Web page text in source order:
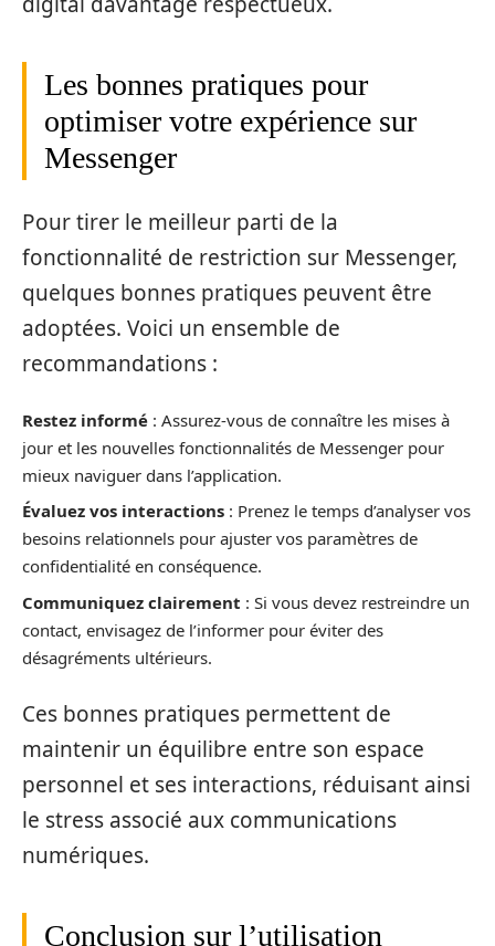
Les bonnes pratiques pour
optimiser votre expérience sur
Messenger
Pour tirer le meilleur parti de la
fonctionnalité de restriction sur Messenger,
quelques bonnes pratiques peuvent être
adoptées. Voici un ensemble de
recommandations :
Restez informé : Assurez-vous de connaître les mises à
jour et les nouvelles fonctionnalités de Messenger pour
mieux naviguer dans l’application.
Évaluez vos interactions : Prenez le temps d’analyser vos
besoins relationnels pour ajuster vos paramètres de
confidentialité en conséquence.
Communiquez clairement : Si vous devez restreindre un
contact, envisagez de l’informer pour éviter des
désagréments ultérieurs.
Ces bonnes pratiques permettent de
maintenir un équilibre entre son espace
personnel et ses interactions, réduisant ainsi
le stress associé aux communications
numériques.
Conclusion sur l’utilisation